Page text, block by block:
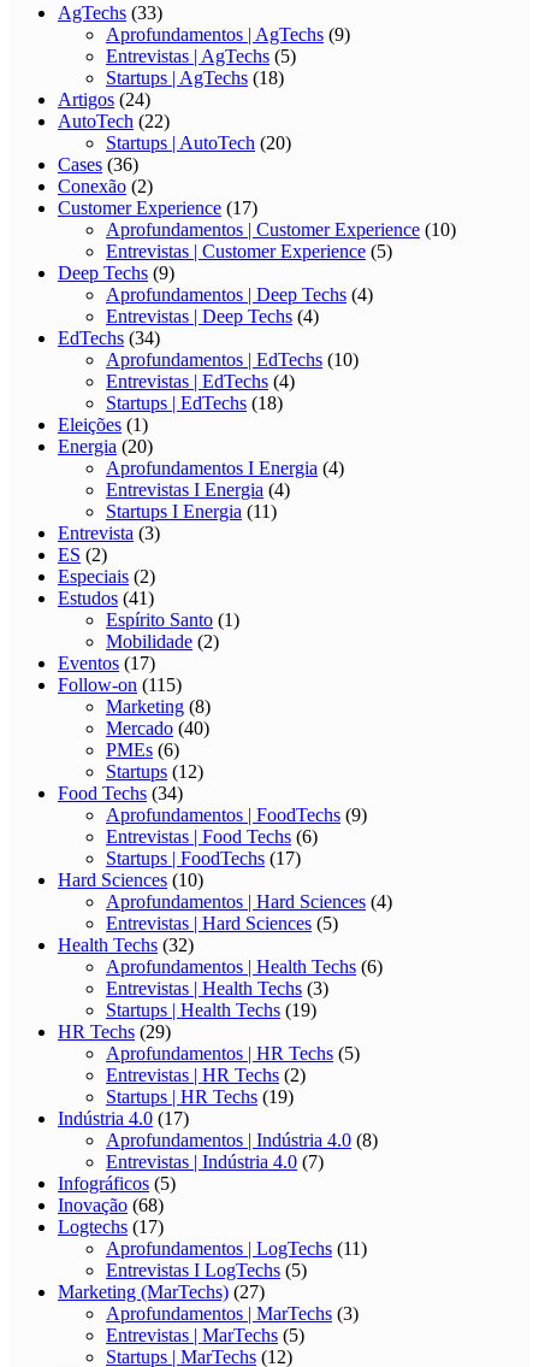
AgTechs (33)
Aprofundamentos | AgTechs (9)
Entrevistas | AgTechs (5)
Startups | AgTechs (18)
Artigos (24)
AutoTech (22)
Startups | AutoTech (20)
Cases (36)
Conexão (2)
Customer Experience (17)
Aprofundamentos | Customer Experience (10)
Entrevistas | Customer Experience (5)
Deep Techs (9)
Aprofundamentos | Deep Techs (4)
Entrevistas | Deep Techs (4)
EdTechs (34)
Aprofundamentos | EdTechs (10)
Entrevistas | EdTechs (4)
Startups | EdTechs (18)
Eleições (1)
Energia (20)
Aprofundamentos I Energia (4)
Entrevistas I Energia (4)
Startups I Energia (11)
Entrevista (3)
ES (2)
Especiais (2)
Estudos (41)
Espírito Santo (1)
Mobilidade (2)
Eventos (17)
Follow-on (115)
Marketing (8)
Mercado (40)
PMEs (6)
Startups (12)
Food Techs (34)
Aprofundamentos | FoodTechs (9)
Entrevistas | Food Techs (6)
Startups | FoodTechs (17)
Hard Sciences (10)
Aprofundamentos | Hard Sciences (4)
Entrevistas | Hard Sciences (5)
Health Techs (32)
Aprofundamentos | Health Techs (6)
Entrevistas | Health Techs (3)
Startups | Health Techs (19)
HR Techs (29)
Aprofundamentos | HR Techs (5)
Entrevistas | HR Techs (2)
Startups | HR Techs (19)
Indústria 4.0 (17)
Aprofundamentos | Indústria 4.0 (8)
Entrevistas | Indústria 4.0 (7)
Infográficos (5)
Inovação (68)
Logtechs (17)
Aprofundamentos | LogTechs (11)
Entrevistas I LogTechs (5)
Marketing (MarTechs) (27)
Aprofundamentos | MarTechs (3)
Entrevistas | MarTechs (5)
Startups | MarTechs (12)